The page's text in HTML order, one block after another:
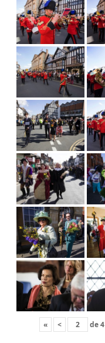
« < de4